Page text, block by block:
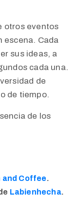
otros eventos
escena. Cada
sus ideas, a
cada una.
de
de tiempo.
de los
and Coffee.
Labienhecha.